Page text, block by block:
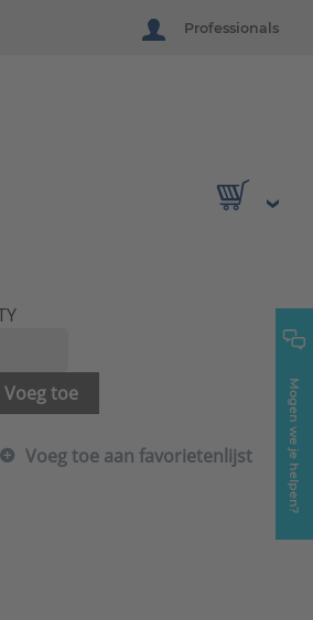
Professionals
Mogen we je helpen?
Voeg toe
Voeg toe aan favorietenlijst